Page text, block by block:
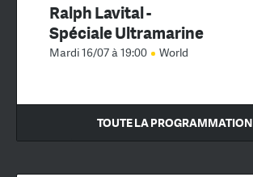
Ralph Lavital -
Spéciale Ultramarine
Mardi 16/07 à 19:00 World
TOUTE LA PROGRAMMATION